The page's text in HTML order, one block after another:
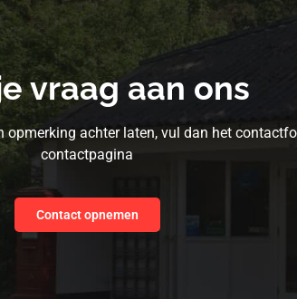
vraag aan ons
opmerking achter laten, vul dan het
contactpagina
Contact opnemen